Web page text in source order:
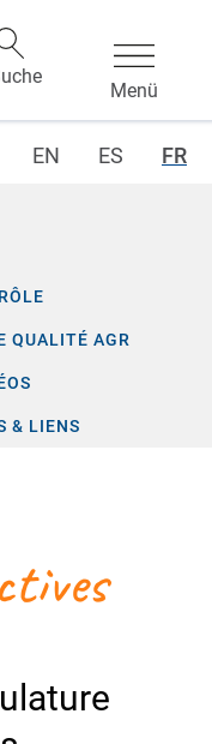
EN ES FR
QUALITÉ AGR
& LIENS